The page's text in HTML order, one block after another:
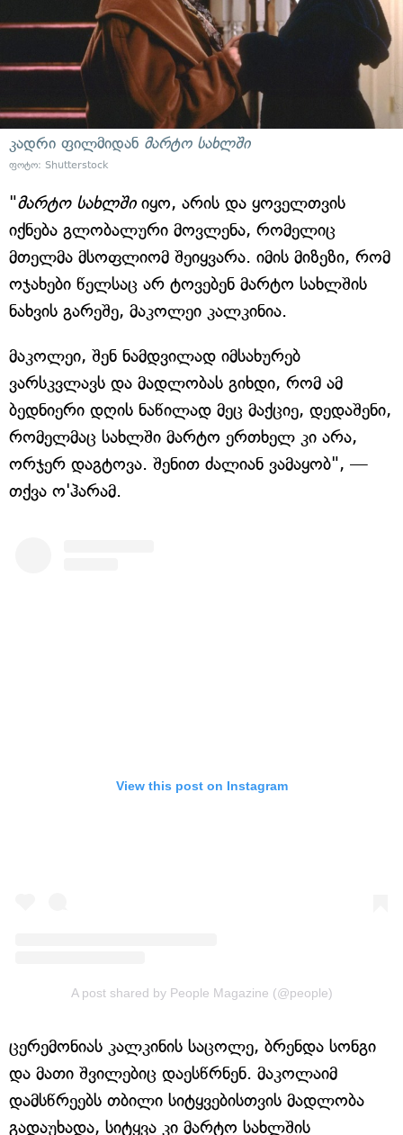
კადრი ფილმიდან მარტო სახლში
ფოტო: Shutterstock
"მარტო სახლშიიყო, არის და ყოველთვის
იქნება გლობალური მოვლენა, რომელიც
მთელმა მსოფლიომ შეიყვარა. იმის მიზეზი, რომ
ოჯახები წელსაც არ ტოვებენ მარტო სახლშის
ნახვის გარეშე, მაკოლეი კალკინია.
მაკოლეი, შენ ნამდვილად იმსახურებ
ვარსკვლავს და მადლობას გიხდი, რომ ამ
ბედნიერი დღის ნაწილად მეც მაქციე, დედაშენი,
რომელმაც სახლში მარტო ერთხელ კი არა,
ორჯერ დაგტოვა. შენით ძალიან ვამაყობ", —
თქვა ო'ჰარამ.
View this post on Instagram
A post shared by People Magazine (@people)
ცერემონიას კალკინის საცოლე, ბრენდა სონგი
და მათი შვილებიც დაესწრნენ. მაკოლაიმ
დამსწრეებს თბილი სიტყვებისთვის მადლობა
გადაუხადა, სიტყვა კი მარტო სახლშის